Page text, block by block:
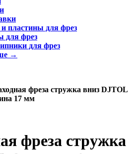
пластины для фрез
для фрез
для фрез
→
фреза стружка вниз DJTOL
17 мм
фреза стружка